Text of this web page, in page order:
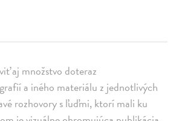
aj množstvo doteraz
a iného materiálu z jednotlivých
rozhovory s ľuďmi, ktorí mali ku